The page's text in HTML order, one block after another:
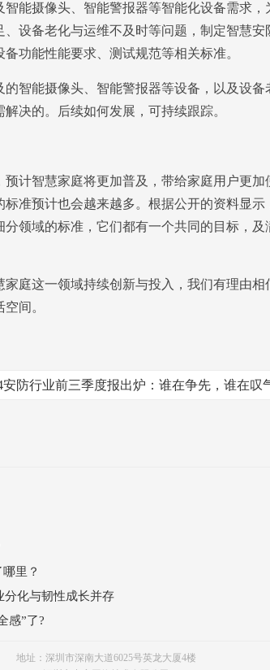
能摄像头、智能警报器等智能化设备需求，
设备老化与运维不及时等问题，制定智慧安
功能性能要求、测试规范等相关标准。
能摄像头、智能警报器等设备，以及设备
决的。后续如何发展，可持续跟踪。
智慧家庭将更加普及，带给家庭用户更加
准预计也会越来越多。根据公开的资料显示
领域的标准，它们都有一个共同的目标，及
这一领域持续创新与投入，我们有理由相
间。
安防行业前三季度报出炉：谁在争先，谁在叹
里？
分化与韧性成长并存
感”了?
地址：深圳市深南大道6025号英龙大厦4楼